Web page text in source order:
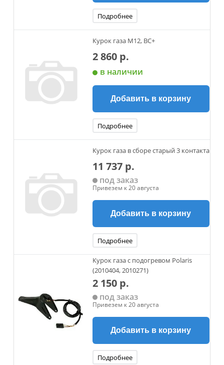
Подробнее
Курок газа М12, ВС+
2 860 р.
в наличии
Добавить в корзину
Подробнее
Курок газа в сборе старый 3 контакта
11 737 р.
под заказ
Привезем к 20 августа
Добавить в корзину
Подробнее
Курок газа с подогревом Polaris
(2010404, 2010271)
2 150 р.
под заказ
Привезем к 20 августа
Добавить в корзину
Подробнее